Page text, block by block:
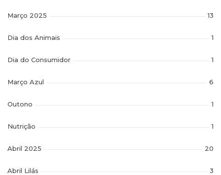
Março 2025 13
Dia dos Animais 1
Dia do Consumidor 1
Março Azul 6
Outono 1
Nutrição 1
Abril 2025 20
Abril Lilás 3